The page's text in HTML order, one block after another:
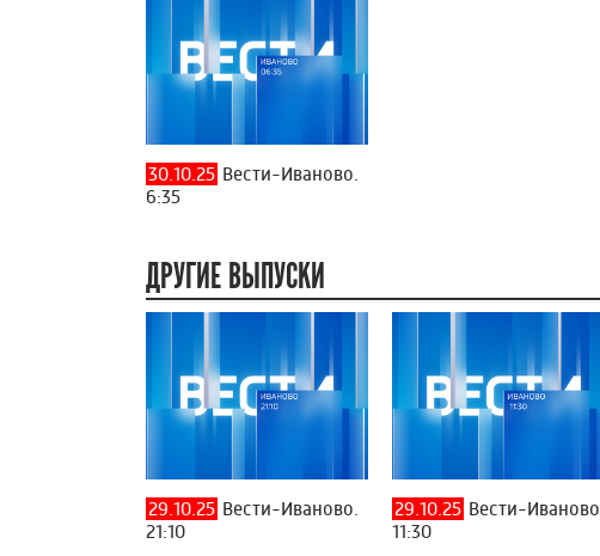
30.10.25 Вести-Иваново.
6:35
ДРУГИЕ ВЫПУСКИ
29.10.25 Вести-Иваново.
21:10
29.10.25 Вести-Иваново.
11:30